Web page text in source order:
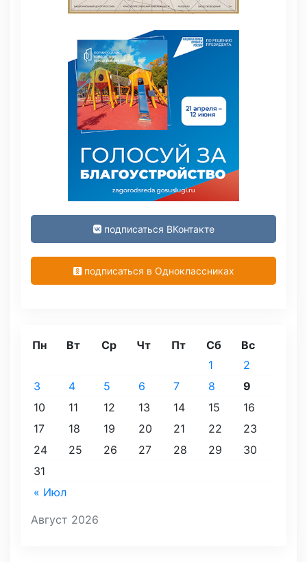
подписаться ВКонтакте
подписаться в Одноклассниках
Август 2026
Пн Вт Ср Чт Пт Сб Вс
« Июл
1
2
3
4 5 6 7 8
9
10
11 12 13 14 15
16
17
18 19 20 21 22
23
24
25 26 27 28 29
30
31